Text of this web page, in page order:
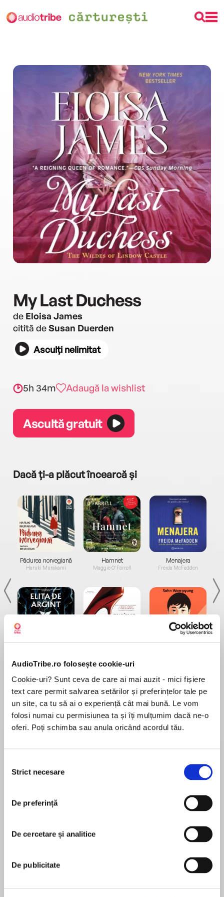
AudioTribe.ro folosește cookie-uri
Cookie-uri? Sunt ceva de care ai mai auzit - mici fișiere
text care permit salvarea setărilor și preferințelor tale pe
un site, ca tu să ai o experiență cât mai bună. Le vom
folosi numai cu permisiunea ta și îți mulțumim dacă ne-o
oferi. Poți schimba sau anula oricând acordul tău.
consimțământului
Strict necesare
De preferință
De cercetare și analitice
De publicitate
My Last Duchess
de Eloisa James
citită deSusan Duerden
Asculți nelimitat
5h 34m Adaugă la wishlist
Ascultă gratuit
Dacă ți-a plăcut încearcă și
Pădurea norvegiană
Haruki Murakami
de...
Dani Francis
Hamnet
Maggie O'Farrell
la...
Lauren Weisberger
Menajera
Freida McFadden
Desprecarte
New York Times bestselling author Eloisa James
of Lindow, and Ophelia, Lady Astley.
castle, eight naughty children—and no wife.
Ophelia, Lady Astley, has a fine house, one well-
În acest moment nu există recenzii
Eloisa James
Eloisa James is aUSA TodayandNew York
Timesbestselling author and professor of English